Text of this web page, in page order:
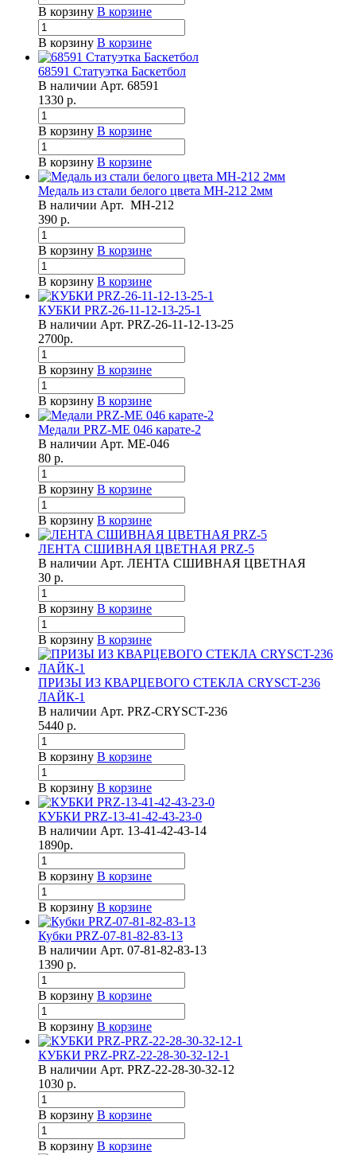
В корзину В корзине
В корзину В корзине
68591 Статуэтка Баскетбол
В наличии Арт. 68591
1330 р.
В корзину В корзине
В корзину В корзине
Медаль из стали белого цвета МН-212 2мм
В наличии Арт. МН-212
390 р.
В корзину В корзине
В корзину В корзине
КУБКИ PRZ-26-11-12-13-25-1
В наличии Арт. PRZ-26-11-12-13-25
2700р.
В корзину В корзине
В корзину В корзине
Медали PRZ-МЕ 046 карате-2
В наличии Арт. ME-046
80 р.
В корзину В корзине
В корзину В корзине
ЛЕНТА СШИВНАЯ ЦВЕТНАЯ PRZ-5
В наличии Арт. ЛЕНТА СШИВНАЯ ЦВЕТНАЯ
30 р.
В корзину В корзине
В корзину В корзине
ПРИЗЫ ИЗ КВАРЦЕВОГО СТЕКЛА CRYSCT-236
ЛАЙК-1
В наличии Арт. PRZ-CRYSCT-236
5440 р.
В корзину В корзине
В корзину В корзине
КУБКИ PRZ-13-41-42-43-23-0
В наличии Арт. 13-41-42-43-14
1890р.
В корзину В корзине
В корзину В корзине
Кубки PRZ-07-81-82-83-13
В наличии Арт. 07-81-82-83-13
1390 р.
В корзину В корзине
В корзину В корзине
КУБКИ PRZ-PRZ-22-28-30-32-12-1
В наличии Арт. PRZ-22-28-30-32-12
1030 р.
В корзину В корзине
В корзину В корзине